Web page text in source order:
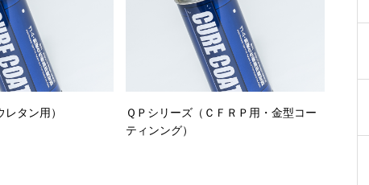
タン用）
ＱＰシリーズ（ＣＦＲＰ用・金型コー
ティンング）